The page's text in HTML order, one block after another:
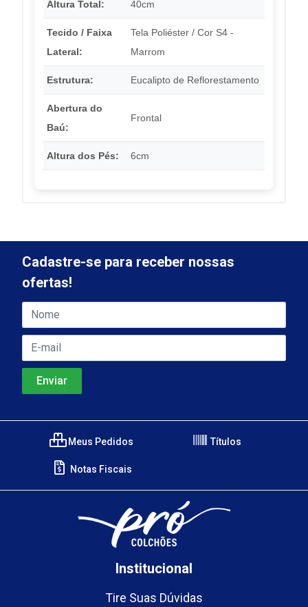
Altura Total: 40cm
Tecido / Faixa
Lateral:
Tela Poliéster / Cor S4 -
Marrom
Estrutura: Eucalipto de Reflorestamento
Abertura do
Baú:
Frontal
Altura dos Pés: 6cm
Cadastre-se para receber nossas
ofertas!
Meus Pedidos Títulos
Notas Fiscais
Institucional
Tire Suas Dúvidas